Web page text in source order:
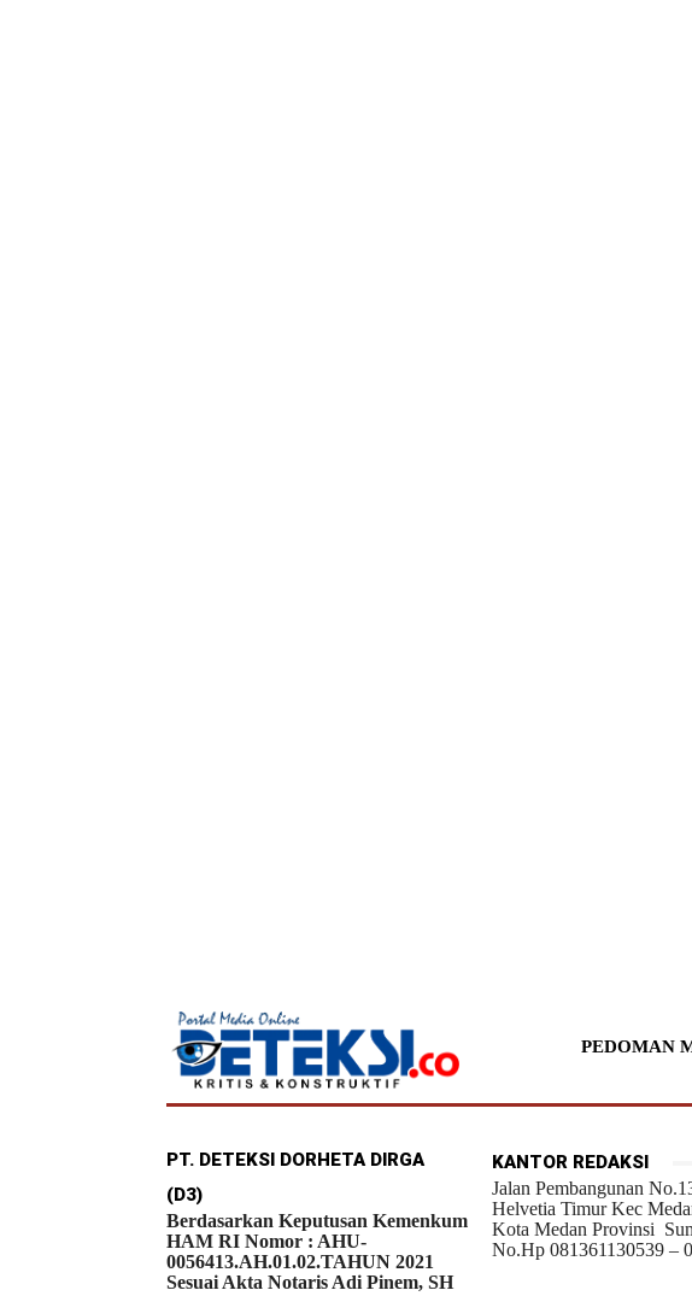
PEDOMAN
PT. DETEKSI DORHETA DIRGA
(D3)
Berdasarkan Keputusan Kemenkum
HAM RI Nomor : AHU-
0056413.AH.01.02.TAHUN 2021
Sesuai Akta Notaris Adi Pinem, SH
KANTOR REDAKSI
Jalan Pembangunan
Helvetia Timur Kec
Kota Medan Provinsi
No.Hp 081361130539 –